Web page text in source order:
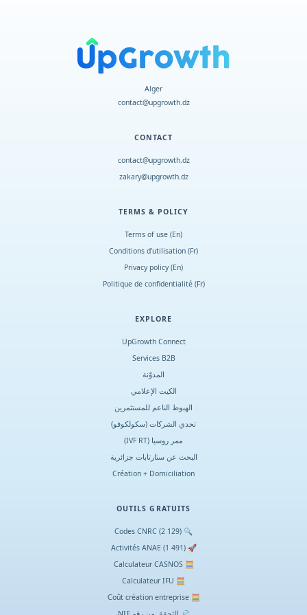
Alger
contact@upgrowth.dz
CONTACT
contact@upgrowth.dz
zakary@upgrowth.dz
TERMS & POLICY
Terms of use (En)
Conditions d'utilisation (Fr)
Privacy policy (En)
Politique de confidentialité (Fr)
EXPLORE
UpGrowth Connect
Services B2B
المدوّنة
الكيت الإعلامي
الهبوط الناعم للمستثمرين
تحدي الشركات (سكولكوفو)
ممر روسيا (IVF RT)
البحث عن ستارتابات جزائرية
Création + Domiciliation
OUTILS GRATUITS
🔍 Codes CNRC (2 129)
🚀 Activités ANAE (1 491)
🧮 Calculateur CASNOS
🧮 Calculateur IFU
🧮 Coût création entreprise